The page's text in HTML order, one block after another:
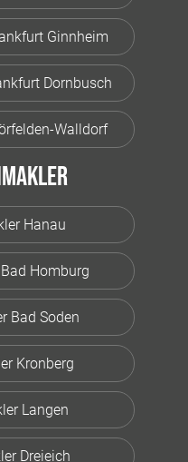
Ginnheim
Dornbusch
Walldorf
Hanau
Homburg
Bad Soden
Kronberg
Langen
Dreieich